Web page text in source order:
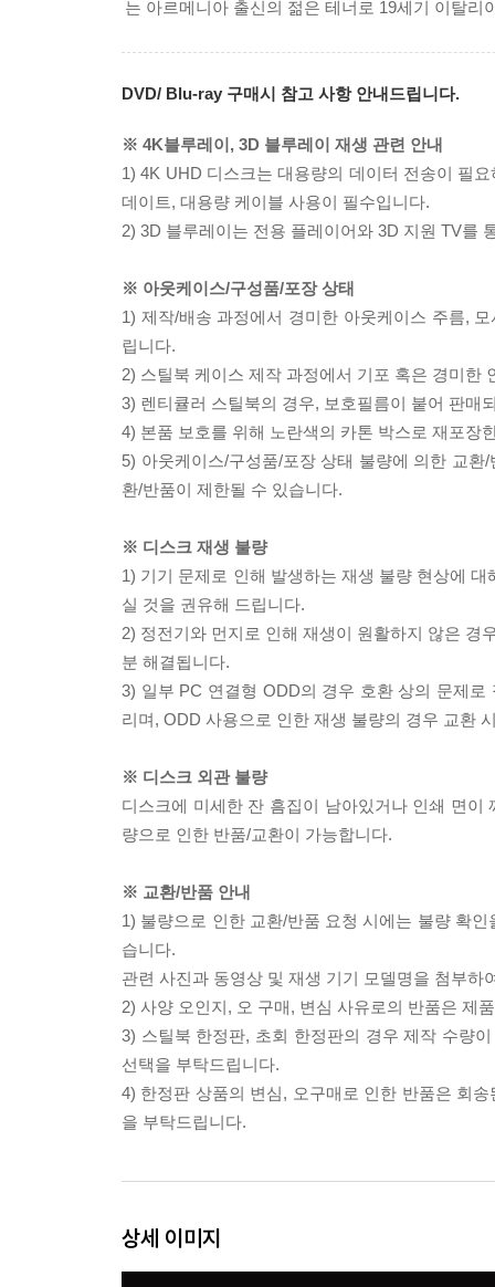
는 아르메니아 출신의 젊은 테너로 19세기 이탈리
DVD/ Blu-ray 구매시 참고 사항 안내드립니다.
※ 4K블루레이, 3D 블루레이 재생 관련 안내
1) 4K UHD 디스크는 대용량의 데이터 전송이 필
데이트, 대용량 케이블 사용이 필수입니다.
2) 3D 블루레이는 전용 플레이어와 3D 지원 TV를
※ 아웃케이스/구성품/포장 상태
1) 제작/배송 과정에서 경미한 아웃케이스 주름,
립니다.
2) 스틸북 케이스 제작 과정에서 기포 혹은 경미한
3) 렌티큘러 스틸북의 경우, 보호필름이 붙어 판매
4) 본품 보호를 위해 노란색의 카톤 박스로 재포장
5) 아웃케이스/구성품/포장 상태 불량에 의한 교
환/반품이 제한될 수 있습니다.
※ 디스크 재생 불량
1) 기기 문제로 인해 발생하는 재생 불량 현상에
실 것을 권유해 드립니다.
2) 정전기와 먼지로 인해 재생이 원활하지 않은 경
분 해결됩니다.
3) 일부 PC 연결형 ODD의 경우 호환 상의 문제
리며, ODD 사용으로 인한 재생 불량의 경우 교환
※ 디스크 외관 불량
디스크에 미세한 잔 흠집이 남아있거나 인쇄 면
량으로 인한 반품/교환이 가능합니다.
※ 교환/반품 안내
1) 불량으로 인한 교환/반품 요청 시에는 불량 확
습니다.
관련 사진과 동영상 및 재생 기기 모델명을 첨부하
2) 사양 오인지, 오 구매, 변심 사유로의 반품은 제
3) 스틸북 한정판, 초회 한정판의 경우 제작 수량
선택을 부탁드립니다.
4) 한정판 상품의 변심, 오구매로 인한 반품은 회
을 부탁드립니다.
상세 이미지